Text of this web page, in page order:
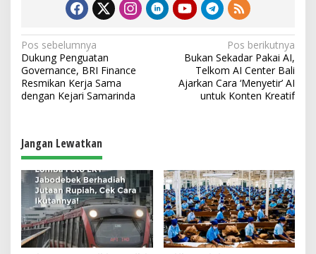
N
a
v
i
a
s
i
p
o
s
Pos sebelumnya
Dukung Penguatan
Governance, BRI Finance
Resmikan Kerja Sama
dengan Kejari Samarinda
Pos berikutnya
Bukan Sekadar Pakai AI,
Telkom AI Center Bali
Ajarkan Cara ‘Menyetir’ AI
untuk Konten Kreatif
Jangan Lewatkan